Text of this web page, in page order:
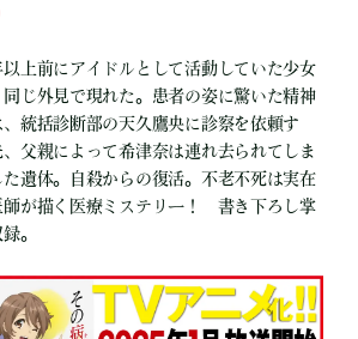
上前にアイドルとして活動していた少女
じ外見で現れた。患者の姿に驚いた精神
統括診断部の天久鷹央に診察を依頼す
父親によって希津奈は連れ去られてしま
遺体。自殺からの復活。不老不死は実在
が描く医療ミステリー！ 書き下ろし掌
。